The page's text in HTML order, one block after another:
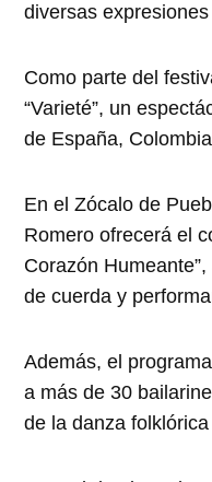
diversas
Como parte del
“Varieté”, un
de España,
En el Zócalo de
Romero ofrecerá el
Corazón
de cuerda y
Además, el
a más de 30
de la danza